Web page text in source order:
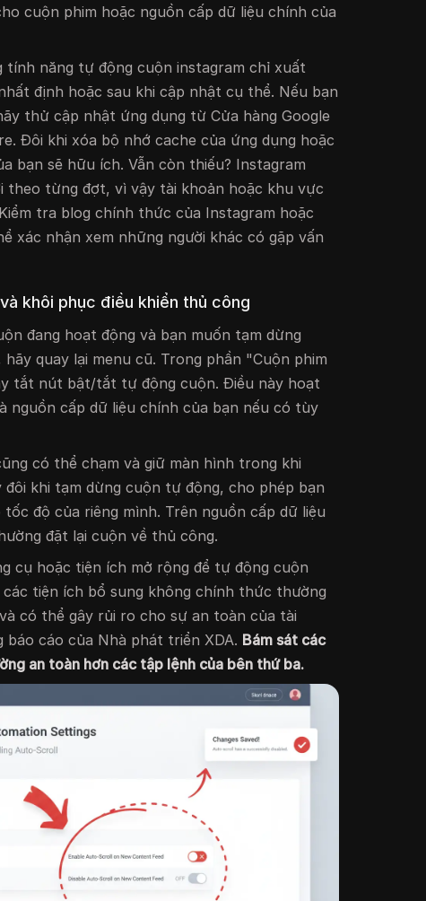
cuộn phim hoặc nguồn cấp dữ liệu chính của
tính năng tự động cuộn instagram chỉ xuất
định hoặc sau khi cập nhật cụ thể. Nếu bạn
thử cập nhật ứng dụng từ Cửa hàng Google
Đôi khi xóa bộ nhớ cache của ứng dụng hoặc
bạn sẽ hữu ích. Vẫn còn thiếu? Instagram
theo từng đợt, vì vậy tài khoản hoặc khu vực
tra blog chính thức của Instagram hoặc
xác nhận xem những người khác có gặp vấn
khôi phục điều khiển thủ công
đang hoạt động và bạn muốn tạm dừng
quay lại menu cũ. Trong phần "Cuộn phim
tắt nút bật/tắt tự động cuộn. Điều này hoạt
nguồn cấp dữ liệu chính của bạn nếu có tùy
có thể chạm và giữ màn hình trong khi
đôi khi tạm dừng cuộn tự động, cho phép bạn
độ của riêng mình. Trên nguồn cấp dữ liệu
đặt lại cuộn về thủ công.
cụ hoặc tiện ích mở rộng để tự động cuộn
tiện ích bổ sung không chính thức thường
có thể gây rủi ro cho sự an toàn của tài
cáo của Nhà phát triển XDA. Bám sát các
an toàn hơn các tập lệnh của bên thứ ba.